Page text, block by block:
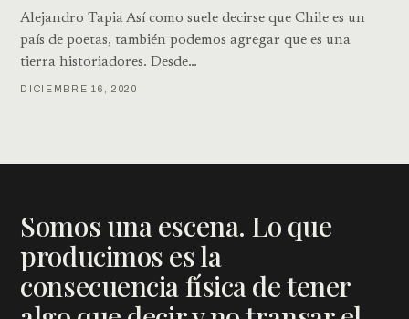
Alejandro Tapia Así como suele decirse que Chile es un
país de poetas, también podemos agregar que es una
tierra historiadores. Desde…
DICIEMBRE 16, 2020
Somos una escena. Lo que
producimos es la
consecuencia física de tener